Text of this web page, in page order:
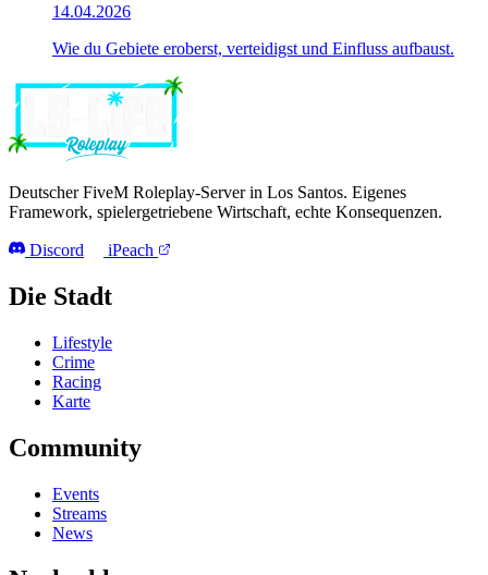
14.04.2026
Wie du Gebiete eroberst, verteidigst und Einfluss aufbaust.
Deutscher FiveM Roleplay-Server in Los Santos. Eigenes
Framework, spielergetriebene Wirtschaft, echte Konsequenzen.
Discord iPeach
Die Stadt
Lifestyle
Crime
Racing
Karte
Community
Events
Streams
News